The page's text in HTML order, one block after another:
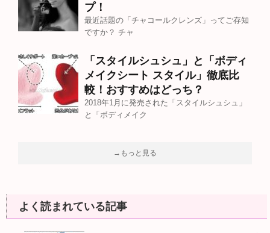
プ！
最近話題の「チャコールクレンズ」ってご存知
ですか？ チャ
「スタイルシュシュ」と「ボディ
メイクシート スタイル」徹底比
較！おすすめはどっち？
2018年1月に発売された「スタイルシュシュ」
と「ボディメイク
→もっと見る
よく読まれている記事